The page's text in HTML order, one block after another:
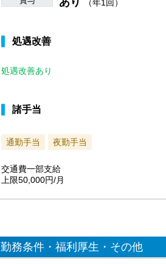
（年1回）
処遇改善
処遇改善あり
諸手当
通勤手当 夜勤手当
交通費一部支給
上限50,000円/月
勤務条件・福利厚生・その他